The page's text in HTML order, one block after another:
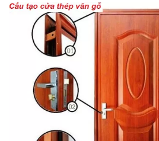
sẽ